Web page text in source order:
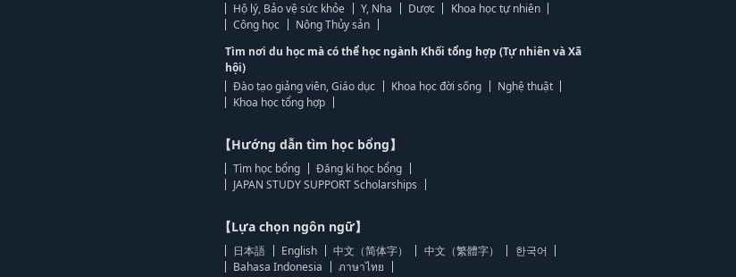
Hộ lý, Bảo vệ sức khỏe
Y, Nha Dược
Khoa học tự nhiên
Công học
Nông Thủy sản
Tìm nơi du học mà có thể học ngành Khối tổng hợp (Tự nhiên và Xã
hội)
Đào tạo giảng viên, Giáo dục
Khoa học đời sống
Nghệ thuật
Khoa học tổng hợp
【Hướng dẫn tìm học bổng】
Tìm học bổng
Đăng kí học bổng
JAPAN STUDY SUPPORT Scholarships
【Lựa chọn ngôn ngữ】
日本語 English 中文（简体字） 中文（繁體字）
한국어
Bahasa Indonesia
ภาษาไทย